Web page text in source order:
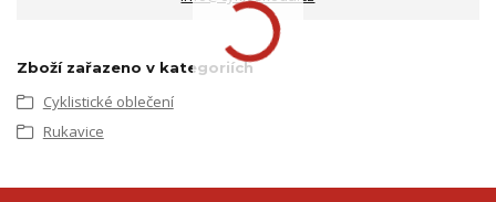
Zboží zařazeno v kategoriích
Cyklistické oblečení
Rukavice